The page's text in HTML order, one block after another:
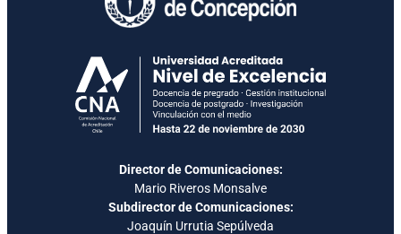
Director de Comunicaciones:
Mario Riveros Monsalve
Subdirector de Comunicaciones:
Joaquín Urrutia Sepúlveda